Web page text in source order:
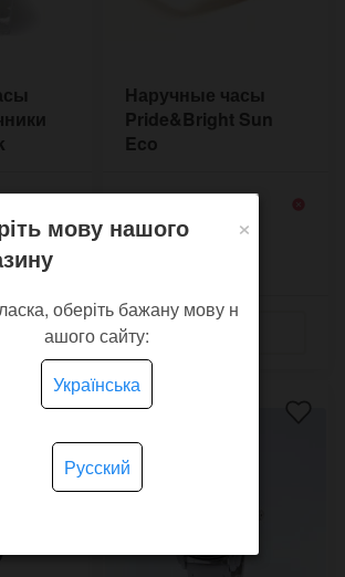
Наручные часы
Pride&Bright Sun
Eco
×
мову нашого
оберіть бажану мову н
ашого сайту:
Українська
Русский